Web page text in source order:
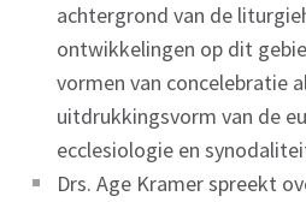
achtergrond van de
ontwikkelingen op dit
vormen van concelebratie
uitdrukkingsvorm van de
ecclesiologie en
Drs. Age Kramer spreekt